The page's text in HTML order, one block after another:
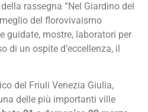
rassegna “Nel Giardino del
del florovivaismo
guidate, mostre, laboratori per
di un ospite d’eccellenza, il
del Friuli Venezia Giulia,
delle più importanti ville